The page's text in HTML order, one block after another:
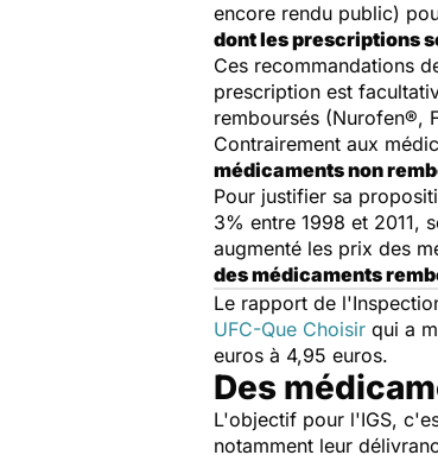
encore rendu public)
dont les prescriptions
Ces recommandations
prescription est
remboursés (Nurofen®,
Contrairement aux
médicaments non
Pour justifier sa
3% entre 1998 et 2011,
augmenté les prix des
des médicaments
Le rapport de
UFC-Que Choisir qui a
euros à 4,95 euros.
Des
L'objectif pour l'IGS,
notamment leur